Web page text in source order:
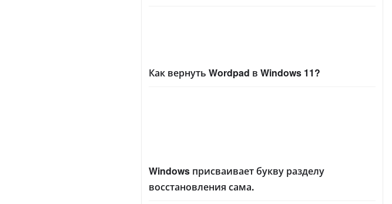
Как вернуть Wordpad в Windows 11?
Windows присваивает букву разделу
восстановления сама.